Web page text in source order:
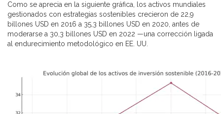
Como se aprecia en la siguiente gráfica, los activos mundiales
gestionados con estrategias sostenibles crecieron de 22,9
billones USD en 2016 a 35,3 billones USD en 2020, antes de
moderarse a 30,3 billones USD en 2022 —una corrección ligada
al endurecimiento metodológico en EE. UU.